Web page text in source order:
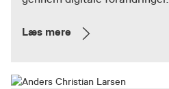
Læs mere